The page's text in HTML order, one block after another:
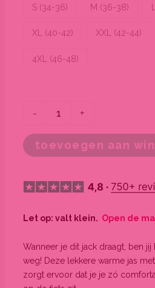
S (34-36) M (36-38)
XL (40-42) XXL (42-44)
4XL (46-48)
- +
toevoegen aan
Let op: valt klein. Open de
Wanneer je dit jack draagt, ben
weg! Deze lekkere warme jas
zorgt ervoor dat je je zó